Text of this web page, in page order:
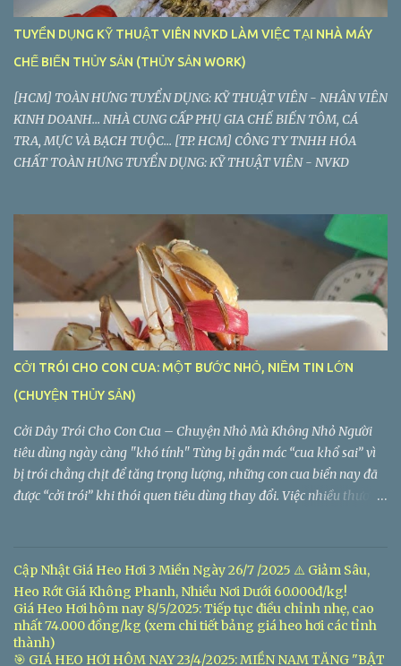
TUYỂN DỤNG KỸ THUẬT VIÊN NVKD LÀM VIỆC TẠI NHÀ MÁY
CHẾ BIẾN THỦY SẢN (THỦY SẢN WORK)
[HCM] TOÀN HƯNG TUYỂN DỤNG: KỸ THUẬT VIÊN - NHÂN VIÊN
KINH DOANH... NHÀ CUNG CẤP PHỤ GIA CHẾ BIẾN TÔM, CÁ
TRA, MỰC VÀ BẠCH TUỘC... [TP. HCM] CÔNG TY TNHH HÓA
CHẤT TOÀN HƯNG TUYỂN DỤNG: KỸ THUẬT VIÊN - NVKD
CỞI TRÓI CHO CON CUA: MỘT BƯỚC NHỎ, NIỀM TIN LỚN
(CHUYỆN THỦY SẢN)
Cởi Dây Trói Cho Con Cua – Chuyện Nhỏ Mà Không Nhỏ Người
tiêu dùng ngày càng "khó tính" Từng bị gắn mác “cua khổ sai” vì
bị trói chằng chịt để tăng trọng lượng, những con cua biển nay đã
được “cởi trói” khi thói quen tiêu dùng thay đổi. Việc nhiều thương
Biển Không Còn Gồm Cả Dây – Người Bán Đổi Cách, Khách Đổi
Niềm Tin
Cập Nhật Giá Heo Hơi 3 Miền Ngày 26/7 /2025 ⚠️ Giảm Sâu,
Heo Rớt Giá Không Phanh, Nhiều Nơi Dưới 60.000đ/kg!
Giá Heo Hơi hôm nay 8/5/2025: Tiếp tục điều chỉnh nhẹ, cao
nhất 74.000 đồng/kg (xem chi tiết bảng giá heo hơi các tỉnh
thành)
🎯 GIÁ HEO HƠI HÔM NAY 23/4/2025: MIỀN NAM TĂNG "BẬT